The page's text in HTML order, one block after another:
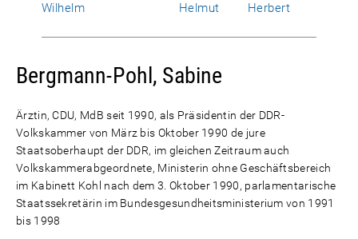
Wilhelm
Helmut
Herbert
Bergmann-Pohl, Sabine
Ärztin, CDU, MdB seit 1990, als Präsidentin der DDR-
Volkskammer von März bis Oktober 1990 de jure
Staatsoberhaupt der DDR, im gleichen Zeitraum auch
Volkskammerabgeordnete, Ministerin ohne Geschäftsbereich
im Kabinett Kohl nach dem 3. Oktober 1990, parlamentarische
Staatssekretärin im Bundesgesundheitsministerium von 1991
bis 1998